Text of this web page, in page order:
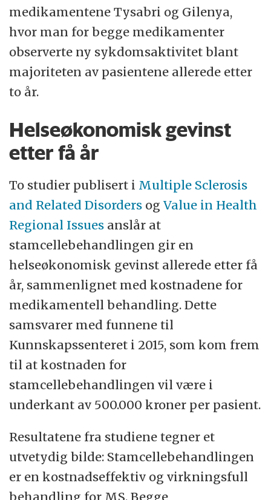
medikamentene Tysabri og Gilenya,
hvor man for begge medikamenter
observerte ny sykdomsaktivitet blant
majoriteten av pasientene allerede etter
to år.
Helseøkonomisk gevinst
etter få år
To studier publisert i Multiple Sclerosis
and Related Disorders ogValue in Health
Regional Issues anslår at
stamcellebehandlingen gir en
helseøkonomisk gevinst allerede etter få
år, sammenlignet med kostnadene for
medikamentell behandling. Dette
samsvarer med funnene til
Kunnskapssenteret i 2015, som kom frem
til at kostnaden for
stamcellebehandlingen vil være i
underkant av 500.000 kroner per pasient.
Resultatene fra studiene tegner et
utvetydig bilde: Stamcellebehandlingen
er en kostnadseffektiv og virkningsfull
behandling for MS. Begge